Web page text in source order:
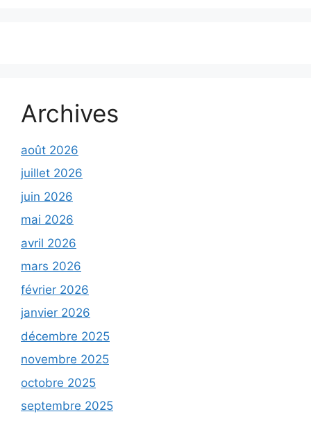
Archives
août 2026
juillet 2026
juin 2026
mai 2026
avril 2026
mars 2026
février 2026
janvier 2026
décembre 2025
novembre 2025
octobre 2025
septembre 2025